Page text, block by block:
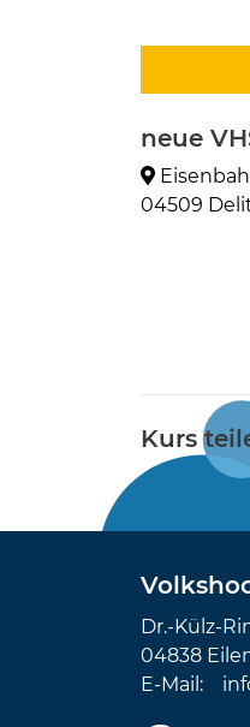
neue
04509
Kurs
Dr.-Külz-
04838
E-Mail: